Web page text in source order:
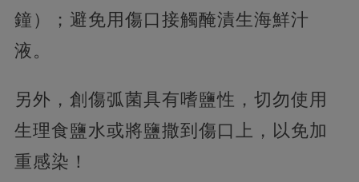
鐘）；避免用傷口接觸醃漬生海鮮汁
液。
另外，創傷弧菌具有嗜鹽性，切勿使用
生理食鹽水或將鹽撒到傷口上，以免加
重感染！